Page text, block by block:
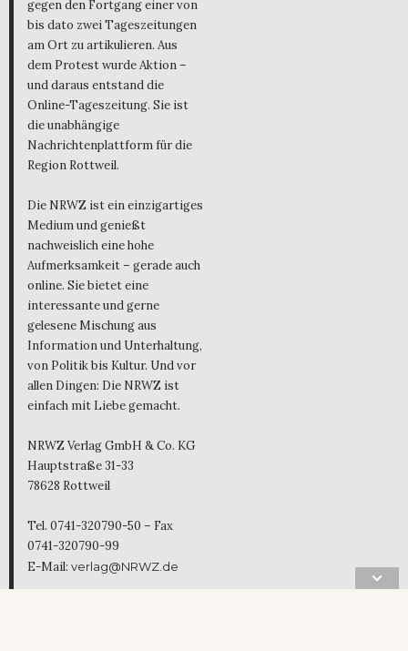
gegen den Fortgang einer von
bis dato zwei Tageszeitungen
am Ort zu artikulieren. Aus
dem Protest wurde Aktion –
und daraus entstand die
Online-Tageszeitung. Sie ist
die unabhängige
Nachrichtenplattform für die
Region Rottweil.
Die NRWZ ist ein einzigartiges
Medium und genießt
nachweislich eine hohe
Aufmerksamkeit – gerade auch
online. Sie bietet eine
interessante und gerne
gelesene Mischung aus
Information und Unterhaltung,
von Politik bis Kultur. Und vor
allen Dingen: Die NRWZ ist
einfach mit Liebe gemacht.
NRWZ Verlag GmbH & Co. KG
Hauptstraße 31-33
78628 Rottweil
Tel. 0741-320790-50 – Fax
0741-320790-99
E-Mail: verlag@NRWZ.de